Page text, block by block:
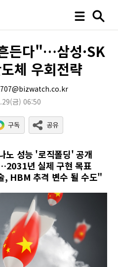
든다"…삼성·SK
체 우회전략
(금) 06:50
노 성능 '로직폴딩' 공개
년 실제 구현 목표
, HBM 추격 변수 될 수도"